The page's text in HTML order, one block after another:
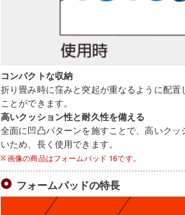
コンパクトな収納
折り畳み時に窪みと突起が重なるように配
ことができます。
高いクッション性と耐久性を備える
全面に凹凸パターンを施すことで、高いク
いため、長く使用できます。
画像の商品はフォームパッド 16です。
フォームパッドの特長